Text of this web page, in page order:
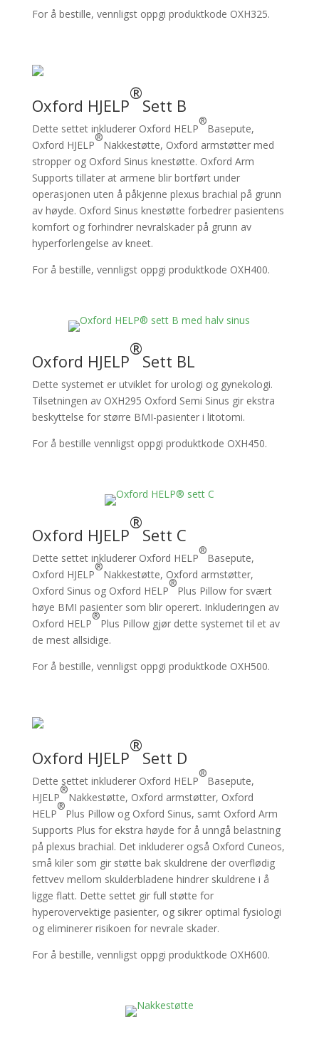
For å bestille, vennligst oppgi produktkode OXH325.
Oxford HJELP
®
Sett B
Dette settet inkluderer Oxford HELP
®
Basepute,
Oxford HJELP
®
Nakkestøtte, Oxford armstøtter med
stropper og Oxford Sinus knestøtte. Oxford Arm
Supports tillater at armene blir bortført under
operasjonen uten å påkjenne plexus brachial på grunn
av høyde. Oxford Sinus knestøtte forbedrer pasientens
komfort og forhindrer nevralskader på grunn av
hyperforlengelse av kneet.
For å bestille, vennligst oppgi produktkode OXH400.
Oxford HJELP
®
Sett BL
Dette systemet er utviklet for urologi og gynekologi.
Tilsetningen av OXH295 Oxford Semi Sinus gir ekstra
beskyttelse for større BMI-pasienter i litotomi.
For å bestille vennligst oppgi produktkode OXH450.
Oxford HJELP
®
Sett C
Dette settet inkluderer Oxford HELP
®
Basepute,
Oxford HJELP
®
Nakkestøtte, Oxford armstøtter,
Oxford Sinus og Oxford HELP
®
Plus Pillow for svært
høye BMI pasienter som blir operert. Inkluderingen av
Oxford HELP
®
Plus Pillow gjør dette systemet til et av
de mest allsidige.
For å bestille, vennligst oppgi produktkode OXH500.
Oxford HJELP
®
Sett D
Dette settet inkluderer Oxford HELP
®
Basepute,
HJELP
®
Nakkestøtte, Oxford armstøtter, Oxford
HELP
®
Plus Pillow og Oxford Sinus, samt Oxford Arm
Supports Plus for ekstra høyde for å unngå belastning
på plexus brachial. Det inkluderer også Oxford Cuneos,
små kiler som gir støtte bak skuldrene der overflødig
fettvev mellom skulderbladene hindrer skuldrene i å
ligge flatt. Dette settet gir full støtte for
hyperovervektige pasienter, og sikrer optimal fysiologi
og eliminerer risikoen for nevrale skader.
For å bestille, vennligst oppgi produktkode OXH600.